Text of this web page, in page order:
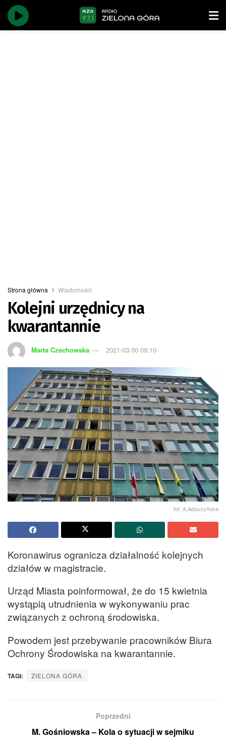
Strona główna Wiadomości
Kolejni urzędnicy na
kwarantannie
Marta Czechowska 2021-03-30 09:10
fot. A.Adaszyńska
Koronawirus ogranicza działalność kolejnych
działów w magistracie.
Urząd Miasta poinformował, że do 15 kwietnia
wystąpią utrudnienia w wykonywaniu prac
związanych z ochroną środowiska.
Powodem jest przebywanie pracowników Biura
Ochrony Środowiska na kwarantannie.
TAGI: ZIELONA GÓRA
Poprzedni
M. Gośniowska – Kola o sytuacji w sejmiku